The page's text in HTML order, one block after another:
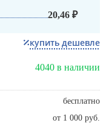
20,46 ₽
купить дешевле
4040 в наличии
бесплатно
от 1 000 руб.